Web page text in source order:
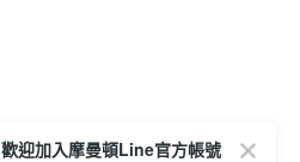
歡迎加入摩曼頓Line官方帳號